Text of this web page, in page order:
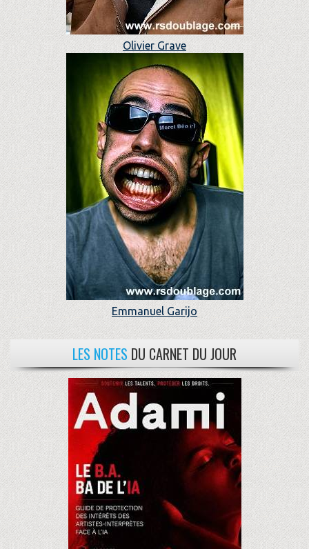
Olivier Grave
Emmanuel Garijo
LES NOTES DU CARNET DU JOUR